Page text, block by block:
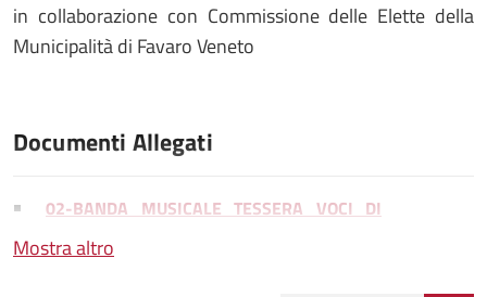
in collaborazione con Commissione delle Elette della
Municipalità di Favaro Veneto
Documenti Allegati
02-BANDA MUSICALE TESSERA VOCI DI
DONNA PIEGHEVOLE.pdf
Mostra altro